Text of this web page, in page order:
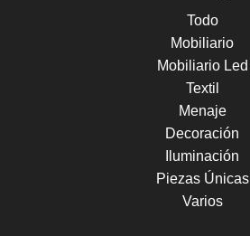
Todo
Mobiliario
Mobiliario Led
Textil
Menaje
Decoración
Iluminación
Piezas Únicas
Varios